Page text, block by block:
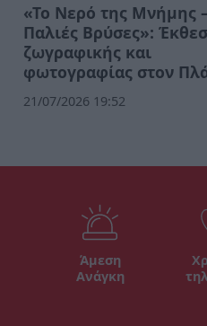
«Το Νερό της Μνήμης
Παλιές Βρύσες»:
ζωγραφικής και
φωτογραφίας στον
21/07/2026 19:52
Άμεση
Ανάγκη